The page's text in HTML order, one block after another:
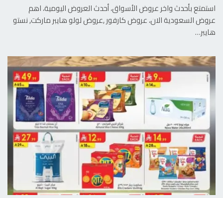
استمتع بأحدث واخر عروض الأسواق، أحدث العروض اليومية، اهم
عروض السعودية الان، عروض كارفور ,عروض لولو هايبر ماركت, نستو
هايبر…